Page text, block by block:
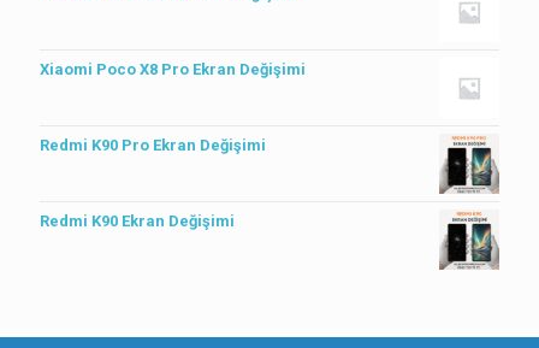
Xiaomi Poco X8 Pro Ekran Değişimi
Redmi K90 Pro Ekran Değişimi
Redmi K90 Ekran Değişimi